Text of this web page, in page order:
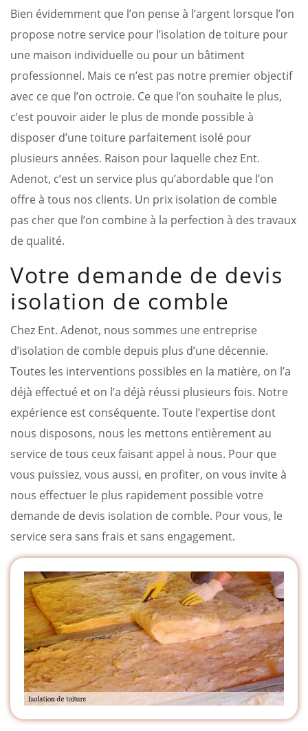
Bien évidemment que l’on pense à l’argent lorsque l’on
propose notre service pour l’isolation de toiture pour
une maison individuelle ou pour un bâtiment
professionnel. Mais ce n’est pas notre premier objectif
avec ce que l’on octroie. Ce que l’on souhaite le plus,
c’est pouvoir aider le plus de monde possible à
disposer d’une toiture parfaitement isolé pour
plusieurs années. Raison pour laquelle chez Ent.
Adenot, c’est un service plus qu’abordable que l’on
offre à tous nos clients. Un prix isolation de comble
pas cher que l’on combine à la perfection à des travaux
de qualité.
Votre demande de devis
isolation de comble
Chez Ent. Adenot, nous sommes une entreprise
d’isolation de comble depuis plus d’une décennie.
Toutes les interventions possibles en la matière, on l’a
déjà effectué et on l’a déjà réussi plusieurs fois. Notre
expérience est conséquente. Toute l’expertise dont
nous disposons, nous les mettons entièrement au
service de tous ceux faisant appel à nous. Pour que
vous puissiez, vous aussi, en profiter, on vous invite à
nous effectuer le plus rapidement possible votre
demande de devis isolation de comble. Pour vous, le
service sera sans frais et sans engagement.